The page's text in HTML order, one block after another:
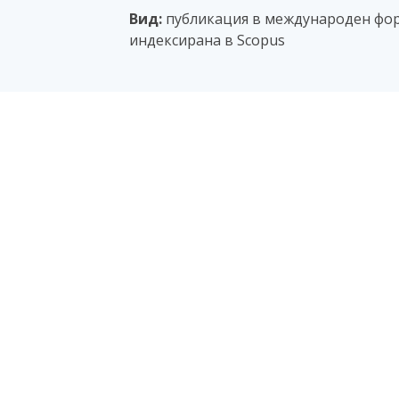
Вид: публикация в международен
индексирана в Scopus